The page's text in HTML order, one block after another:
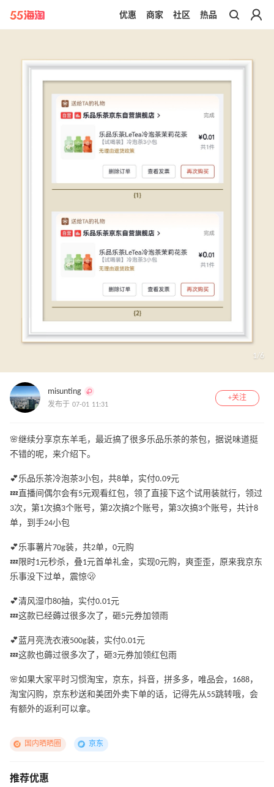
带你去官网买正品
优惠 商家 社区 热品
1/6
misunting
发布于 07-01 11:31
+关注
🌸继续分享京东羊毛，最近搞了很多乐品乐茶的茶包，据说味道挺
不错的呢，来介绍下。
💕乐品乐茶冷泡茶3小包，共8单，实付0.09元
💤直播间偶尔会有5元观看红包，领了直接下这个试用装就行，领过
3次，第1次搞3个账号，第2次搞2个账号，第3次搞3个账号，共计8
单，到手24小包
💕乐事薯片70g装，共2单，0元购
💤限时1元秒杀，叠1元首单礼金，实现0元购，爽歪歪，原来我京东
乐事没下过单，震惊🫢
💕清风湿巾80抽，实付0.01元
💤这款已经薅过很多次了，砸5元券加领雨
💕蓝月亮洗衣液500g装，实付0.01元
💤这款也薅过很多次了，砸3元券加领红包雨
🌸如果大家平时习惯淘宝，京东，抖音，拼多多，唯品会，1688，
淘宝闪购，京东秒送和美团外卖下单的话，记得先从55跳转哦，会
有额外的返利可以拿。
国内晒晒圈 京东
推荐优惠